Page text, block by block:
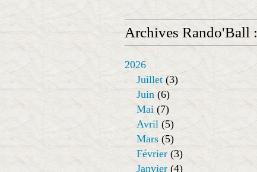
Archives Rando'Ball :
2026
Juillet (3)
Juin (6)
Mai (7)
Avril (5)
Mars (5)
Février (3)
Janvier (4)